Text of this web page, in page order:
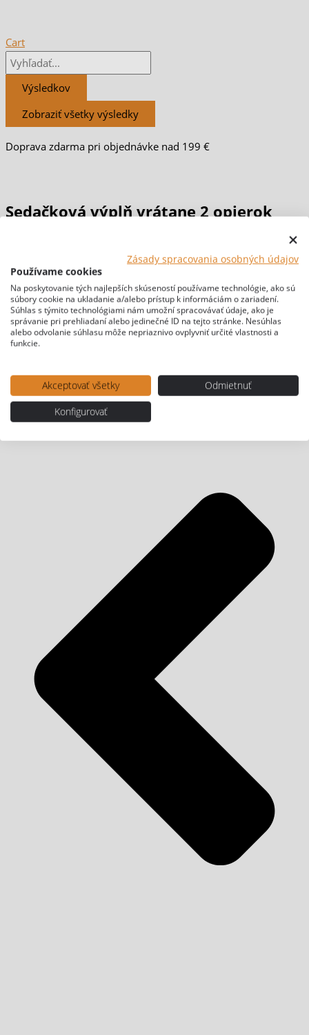
Cart
Výsledkov
Zobraziť všetky výsledky
Doprava zdarma pri objednávke nad 199 €
Sedačková výplň vrátane 2 opierok
Domov PRESTAVBY & MATERIÁLY /
SEDACIE A SPACIE
SYSTÉMY/ Sedačková výplň vrátane 2 opierok hlavy
[br-wapl-all]
Zásady spracovania osobných údajov
Používame cookies
Na poskytovanie tých najlepších skúseností používame technológie, ako sú
súbory cookie na ukladanie a/alebo prístup k informáciám o zariadení.
Súhlas s týmito technológiami nám umožní spracovávať údaje, ako je
správanie pri prehliadaní alebo jedinečné ID na tejto stránke. Nesúhlas
alebo odvolanie súhlasu môže nepriaznivo ovplyvniť určité vlastnosti a
funkcie.
Akceptovať všetky
Odmietnuť
Konfigurovať